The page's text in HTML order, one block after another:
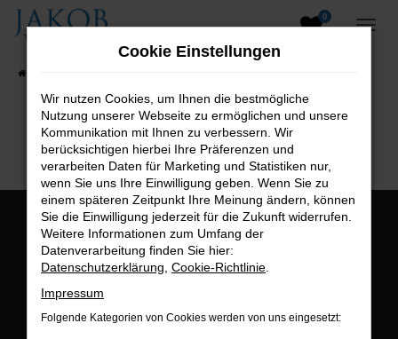
Zum
0
B2B-Shop
Öffnungszeiten:
Montag bis Freitag:
Postadresse:
Cookie Einstellungen
Wir nutzen Cookies, um Ihnen die bestmögliche
Nutzung unserer Webseite zu ermöglichen und unsere
Kommunikation mit Ihnen zu verbessern. Wir
berücksichtigen hierbei Ihre Präferenzen und
verarbeiten Daten für Marketing und Statistiken nur,
wenn Sie uns Ihre Einwilligung geben. Wenn Sie zu
einem späteren Zeitpunkt Ihre Meinung ändern, können
Sie die Einwilligung jederzeit für die Zukunft widerrufen.
Weitere Informationen zum Umfang der
Datenverarbeitung finden Sie hier:
Datenschutzerklärung Cookie-Richtlinie
Impressum
Folgende Kategorien von Cookies werden von uns eingesetzt: